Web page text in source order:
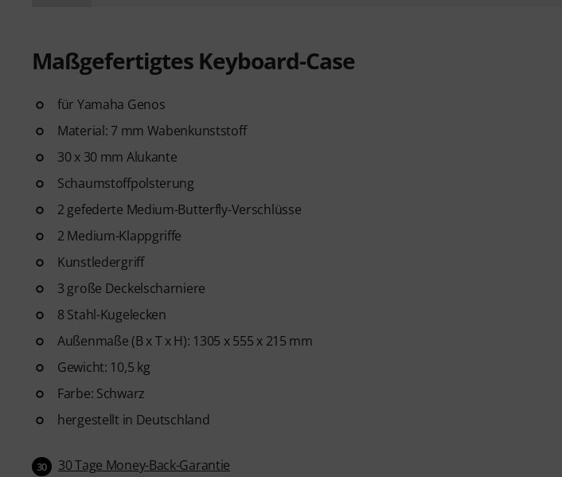
Maßgefertigtes Keyboard-Case
für Yamaha Genos
Material: 7 mm Wabenkunststoff
30 x 30 mm Alukante
Schaumstoffpolsterung
2 gefederte Medium-Butterfly-Verschlüsse
2 Medium-Klappgriffe
Kunstledergriff
3 große Deckelscharniere
8 Stahl-Kugelecken
Außenmaße (B x T x H): 1305 x 555 x 215 mm
Gewicht: 10,5 kg
Farbe: Schwarz
hergestellt in Deutschland
30 30 Tage Money-Back-Garantie